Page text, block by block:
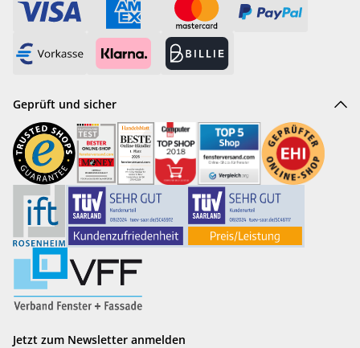
Geprüft und sicher
Jetzt zum Newsletter anmelden